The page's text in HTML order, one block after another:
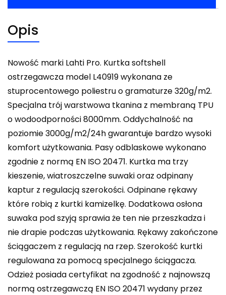
Opis
Nowość marki Lahti Pro. Kurtka softshell
ostrzegawcza model L40919 wykonana ze
stuprocentowego poliestru o gramaturze 320g/m2.
Specjalna trój warstwowa tkanina z membraną TPU
o wodoodporności 8000mm. Oddychalność na
poziomie 3000g/m2/24h gwarantuje bardzo wysoki
komfort użytkowania. Pasy odblaskowe wykonano
zgodnie z normą EN ISO 20471. Kurtka ma trzy
kieszenie, wiatroszczelne suwaki oraz odpinany
kaptur z regulacją szerokości. Odpinane rękawy
które robią z kurtki kamizelkę. Dodatkowa osłona
suwaka pod szyją sprawia że ten nie przeszkadza i
nie drapie podczas użytkowania. Rękawy zakończone
ściągaczem z regulacją na rzep. Szerokość kurtki
regulowana za pomocą specjalnego ściągacza.
Odzież posiada certyfikat na zgodność z najnowszą
normą ostrzegawczą EN ISO 20471 wydany przez